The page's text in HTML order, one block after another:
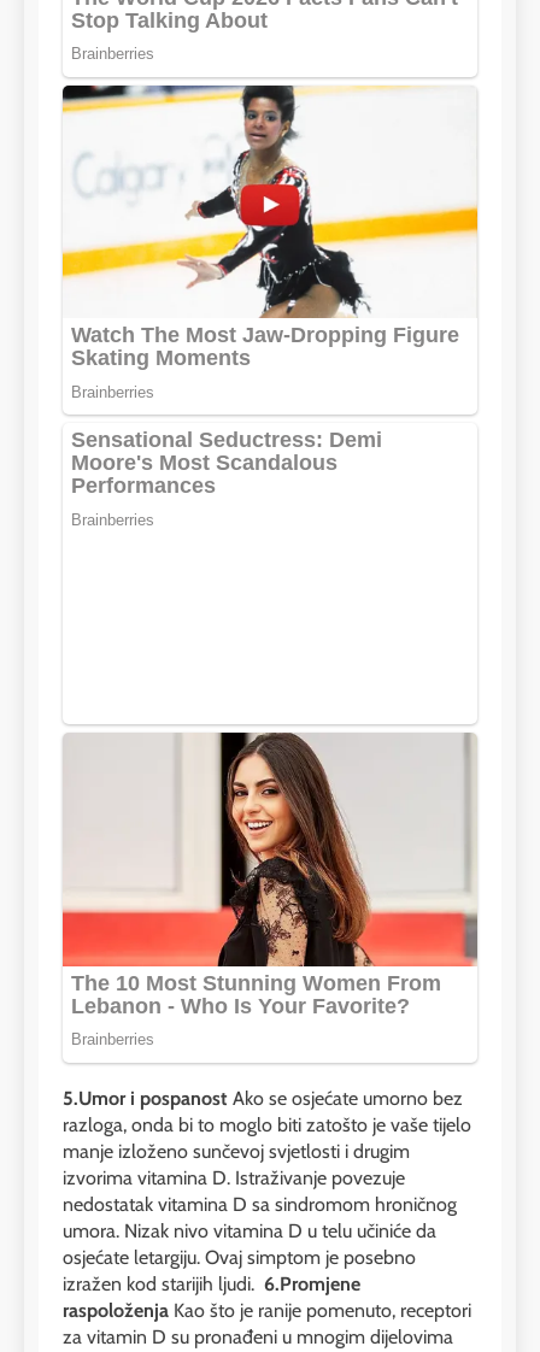
5.Umor i pospanost Ako se osjećate umorno bez
razloga, onda bi to moglo biti zatošto je vaše tijelo
manje izloženo sunčevoj svjetlosti i drugim
izvorima vitamina D. Istraživanje povezuje
nedostatak vitamina D sa sindromom hroničnog
umora. Nizak nivo vitamina D u telu učiniće da
osjećate letargiju. Ovaj simptom je posebno
izražen kod starijih ljudi. 6.Promjene
raspoloženja Kao što je ranije pomenuto, receptori
za vitamin D su pronađeni u mnogim dijelovima